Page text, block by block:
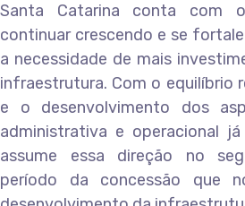
Santa Catarina conta com
continuar crescendo e se
a necessidade de mais
infraestrutura. Com o equilíbrio
e o desenvolvimento dos
administrativa e operacional já
assume essa direção no
período da concessão que